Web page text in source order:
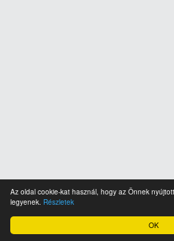
OK
Az oldal cookie-kat használ, hogy az Önnek
legyenek. Részletek